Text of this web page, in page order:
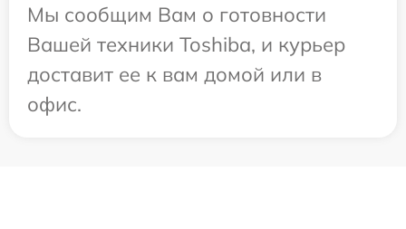
Мы сообщим Вам о готовности
Вашей техники Toshiba, и курьер
доставит ее к вам домой или в
офис.